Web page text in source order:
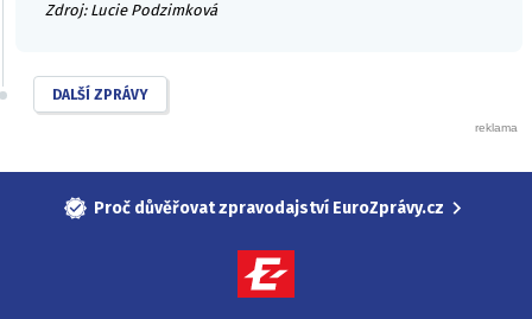
Zdroj: Lucie Podzimková
DALŠÍ ZPRÁVY
Proč důvěřovat zpravodajství EuroZprávy.cz